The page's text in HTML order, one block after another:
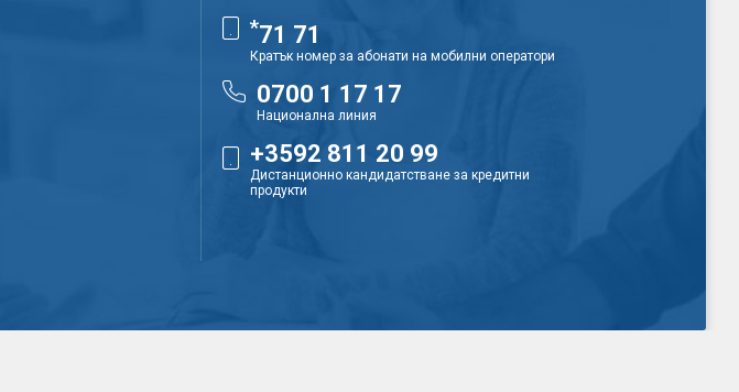
*71 71
Кратък номер за абонати на мобилни оператори
0700 1 17 17
Национална линия
+3592 811 20 99
Дистанционно кандидатстване за кредитни
продукти